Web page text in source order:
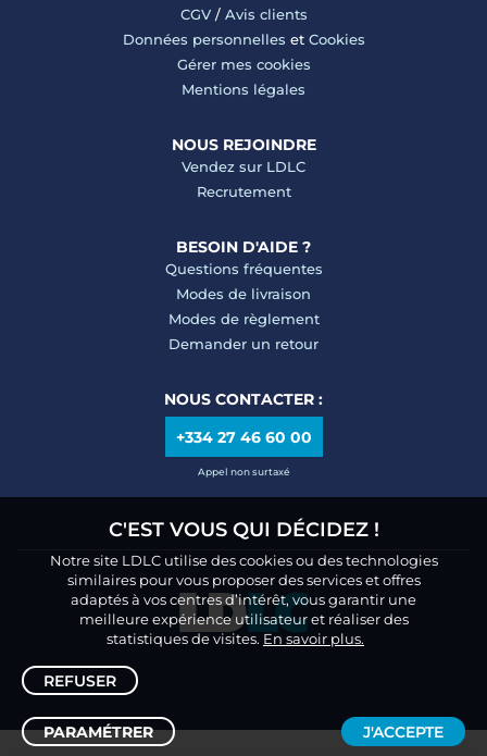
C'EST VOUS QUI DÉCIDEZ !
Notre site LDLC utilise des cookies ou des technologies
similaires pour vous proposer des services et offres
adaptés à vos centres d’intérêt, vous garantir une
meilleure expérience utilisateur et réaliser des
statistiques de visites. En savoir plus.
REFUSER
PARAMÉTRER J'ACCEPTE
CGV/ Avis clients
Données personnelles et Cookies
Gérer mes cookies
Mentions légales
NOUS REJOINDRE
Vendez sur LDLC
Recrutement
BESOIN D'AIDE ?
Questions fréquentes
Modes de livraison
Modes de règlement
Demander un retour
NOUS CONTACTER :
+334 27 46 60 00
Appel non surtaxé